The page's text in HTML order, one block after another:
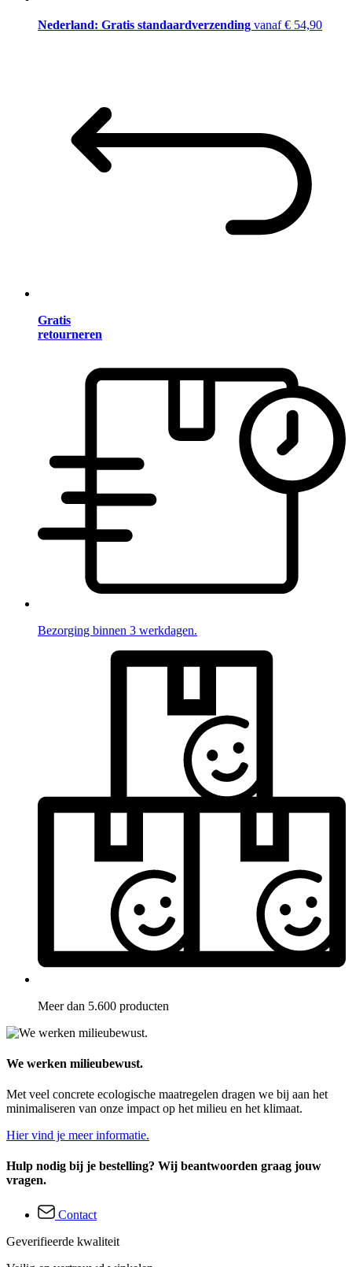
Nederland: Gratis standaardverzending vanaf € 54,90
Gratis
retourneren
Bezorging binnen 3 werkdagen.
Meer dan 5.600 producten
We werken milieubewust.
Met veel concrete ecologische maatregelen dragen we bij aan het
minimaliseren van onze impact op het milieu en het klimaat.
Hier vind je meer informatie.
Hulp nodig bij je bestelling? Wij beantwoorden graag jouw
vragen.
Contact
Geverifieerde kwaliteit